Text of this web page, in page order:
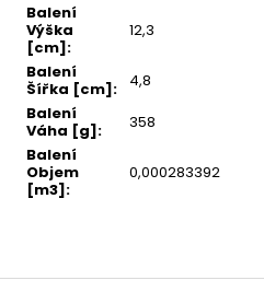
Balení
Výška
[cm]:
12,3
Balení
Šířka [cm]:
4,8
Balení
Váha [g]:
358
Balení
Objem
[m3]:
0,000283392